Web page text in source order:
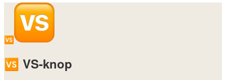
🆚
🆚 VS-knop